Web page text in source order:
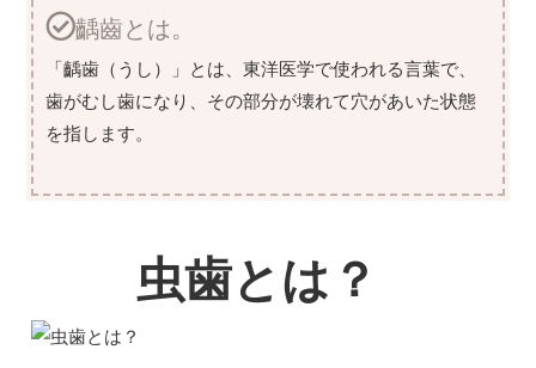
齲齒とは。
「齲歯（うし）」とは、東洋医学で使われる言葉で、
歯がむし歯になり、その部分が壊れて穴があいた状態
を指します。
虫歯とは？